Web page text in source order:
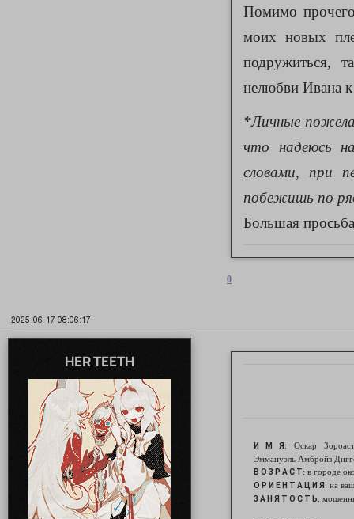
Помимо
моих новых
подружиться,
нелюбви Ивана к
*Личные
что надеюсь
словами, при
побежишь по
Большая
0
2025-06-17 08:06:17
HER TEETH
И М Я : Оскар
Эммануэль Амбройз
В О З Р А С Т: в городе
О Р И Е Н Т А Ц И Я : на
З А Н Я Т О С Т Ь: